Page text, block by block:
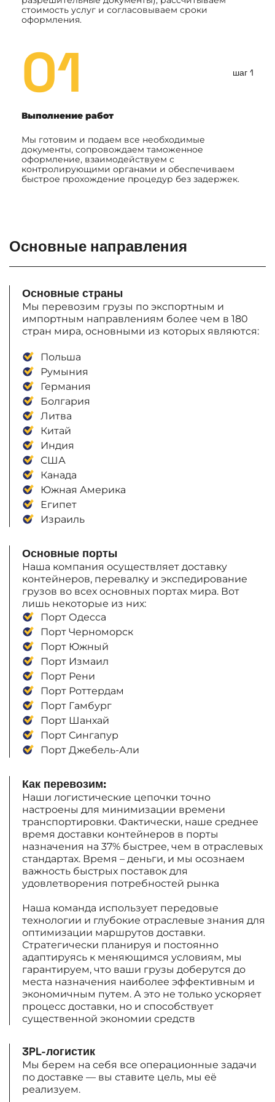
стоимость услуг и согласовываем сроки
оформления.
01 шаг 1
Выполнение работ
Мы готовим и подаем все необходимые
документы, сопровождаем таможенное
оформление, взаимодействуем с
контролирующими органами и обеспечиваем
быстрое прохождение процедур без задержек.
Основные направления
Основные страны
Мы перевозим грузы по экспортным и
импортным направлениям более чем в 180
стран мира, основными из которых являются:
Польша
Румыния
Германия
Болгария
Литва
Китай
Индия
США
Канада
Южная Америка
Египет
Израиль
Основные порты
Наша компания осуществляет доставку
контейнеров, перевалку и экспедирование
грузов во всех основных портах мира. Вот
лишь некоторые из них:
Порт Одесса
Порт Черноморск
Порт Южный
Порт Измаил
Порт Рени
Порт Роттердам
Порт Гамбург
Порт Шанхай
Порт Сингапур
Порт Джебель-Али
Как перевозим:
Наши логистические цепочки точно
настроены для минимизации времени
транспортировки. Фактически, наше среднее
время доставки контейнеров в порты
назначения на 37% быстрее, чем в отраслевых
стандартах. Время – деньги, и мы осознаем
важность быстрых поставок для
удовлетворения потребностей рынка
Наша команда использует передовые
технологии и глубокие отраслевые знания для
оптимизации маршрутов доставки.
Стратегически планируя и постоянно
адаптируясь к меняющимся условиям, мы
гарантируем, что ваши грузы доберутся до
места назначения наиболее эффективным и
экономичным путем. А это не только ускоряет
процесс доставки, но и способствует
существенной экономии средств
3PL-логистик
Мы берем на себя все операционные задачи
по доставке — вы ставите цель, мы её
реализуем.